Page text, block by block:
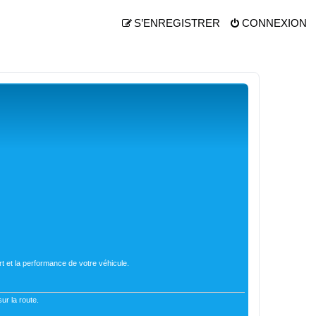
CONNEXION
S’ENREGISTRER
et la performance de votre véhicule.
la route.